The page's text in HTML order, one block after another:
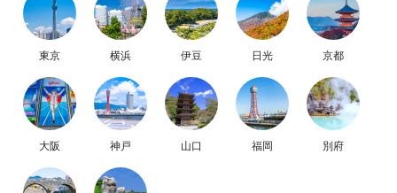
東京 横浜 伊豆 日光 京都
大阪 神戸 山口 福岡 別府